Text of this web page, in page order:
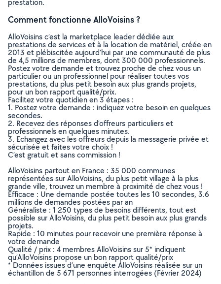
prestation.
Comment fonctionne AlloVoisins ?
AlloVoisins c’est la marketplace leader dédiée aux
prestations de services et à la location de matériel, créée en
2013 et plébiscitée aujourd’hui par une communauté de plus
de 4,5 millions de membres, dont 300 000 professionnels.
Postez votre demande et trouvez proche de chez vous un
particulier ou un professionnel pour réaliser toutes vos
prestations, du plus petit besoin aux plus grands projets,
pour un bon rapport qualité/prix.
Facilitez votre quotidien en 3 étapes :
1. Postez votre demande : indiquez votre besoin en quelques
secondes.
2. Recevez des réponses d’offreurs particuliers et
professionnels en quelques minutes.
3. Echangez avec les offreurs depuis la messagerie privée et
sécurisée et faites votre choix !
C’est gratuit et sans commission !
AlloVoisins partout en France : 35 000 communes
représentées sur AlloVoisins, du plus petit village à la plus
grande ville, trouvez un membre à proximité de chez vous !
Efficace : Une demande postée toutes les 10 secondes, 3.6
millions de demandes postées par an
Généraliste : 1 250 types de besoins différents, tout est
possible sur AlloVoisins, du plus petit besoin aux plus grands
projets.
Rapide : 10 minutes pour recevoir une première réponse à
votre demande
Qualité / prix : 4 membres AlloVoisins sur 5* indiquent
qu’AlloVoisins propose un bon rapport qualité/prix
* Données issues d’une enquête AlloVoisins réalisée sur un
échantillon de 5 671 personnes interrogées (Février 2024)